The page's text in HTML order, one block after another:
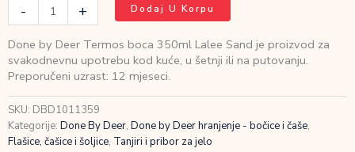
-
Termos
boca
350ml
Lalee
Sand
količina
+ Dodaj U Korpu
Done by Deer Termos boca 350ml Lalee Sand je proizvod za
svakodnevnu upotrebu kod kuće, u šetnji ili na putovanju.
Preporučeni uzrast: 12 mjeseci.
SKU: DBD1011359
Kategorije: Done By Deer, Done by Deer hranjenje - bočice i čaše,
Flašice, čašice i šoljice, Tanjiri i pribor za jelo